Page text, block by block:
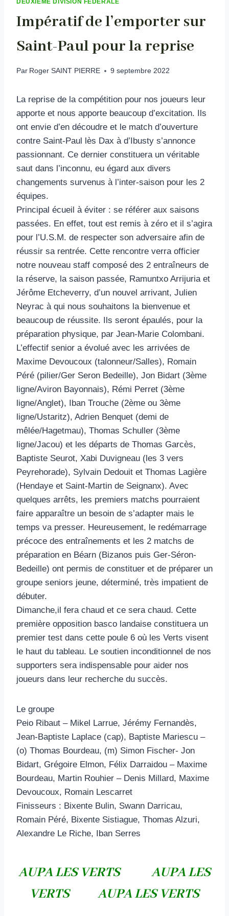
Impératif de l’emporter sur
Saint-Paul pour la reprise
Par Roger SAINT PIERRE 9 septembre 2022
La reprise de la compétition pour nos joueurs leur
apporte et nous apporte beaucoup d’excitation. Ils
ont envie d’en découdre et le match d’ouverture
contre Saint-Paul lès Dax à d’Ibusty s’annonce
passionnant. Ce dernier constituera un véritable
saut dans l’inconnu, eu égard aux divers
changements survenus à l’inter-saison pour les 2
équipes.
Principal écueil à éviter : se référer aux saisons
passées. En effet, tout est remis à zéro et il s’agira
pour l’U.S.M. de respecter son adversaire afin de
réussir sa rentrée. Cette rencontre verra officier
notre nouveau staff composé des 2 entraîneurs de
la réserve, la saison passée, Ramuntxo Arrijuria et
Jérôme Etcheverry, d’un nouvel arrivant, Julien
Neyrac à qui nous souhaitons la bienvenue et
beaucoup de réussite. Ils seront épaulés, pour la
préparation physique, par Jean-Marie Colombani.
L’effectif senior a évolué avec les arrivées de
Maxime Devoucoux (talonneur/Salles), Romain
Péré (pilier/Ger Seron Bedeille), Jon Bidart (3ème
ligne/Aviron Bayonnais), Rémi Perret (3ème
ligne/Anglet), Iban Trouche (2ème ou 3ème
ligne/Ustaritz), Adrien Benquet (demi de
mêlée/Hagetmau), Thomas Schuller (3ème
ligne/Jacou) et les départs de Thomas Garcès,
Baptiste Seurot, Xabi Duvigneau (les 3 vers
Peyrehorade), Sylvain Dedouit et Thomas Lagière
(Hendaye et Saint-Martin de Seignanx). Avec
quelques arrêts, les premiers matchs pourraient
faire apparaître un besoin de s’adapter mais le
temps va presser. Heureusement, le redémarrage
précoce des entraînements et les 2 matchs de
préparation en Béarn (Bizanos puis Ger-Séron-
Bedeille) ont permis de constituer et de préparer un
groupe seniors jeune, déterminé, très impatient de
débuter.
Dimanche,il fera chaud et ce sera chaud. Cette
première opposition basco landaise constituera un
premier test dans cette poule 6 où les Verts visent
le haut du tableau. Le soutien inconditionnel de nos
supporters sera indispensable pour aider nos
joueurs dans leur recherche du succès.
Le groupe
Peio Ribaut – Mikel Larrue, Jérémy Fernandès,
Jean-Baptiste Laplace (cap), Baptiste Mariescu –
(o) Thomas Bourdeau, (m) Simon Fischer- Jon
Bidart, Grégoire Elmon, Félix Darraidou – Maxime
Bourdeau, Martin Rouhier – Denis Millard, Maxime
Devoucoux, Romain Lescarret
Finisseurs : Bixente Bulin, Swann Darricau,
Romain Péré, Bixente Sistiague, Thomas Alzuri,
Alexandre Le Riche, Iban Serres
AUPA LES VERTS AUPA LES
VERTS AUPA LES VERTS